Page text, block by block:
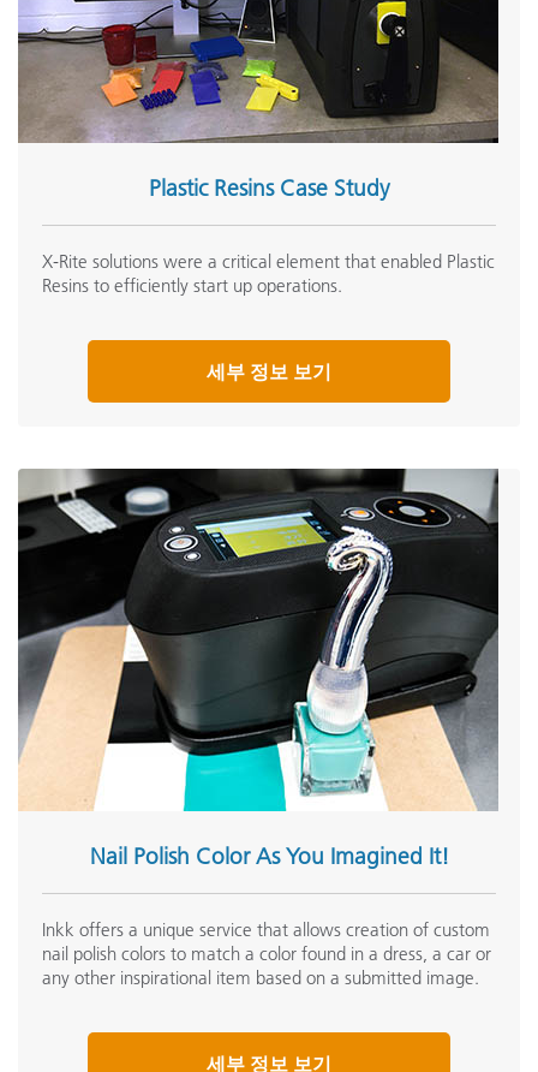
Plastic Resins Case Study
X-Rite solutions were a critical element that enabled Plastic
Resins to efficiently start up operations.
세부 정보 보기
Nail Polish Color As You Imagined It!
Inkk offers a unique service that allows creation of custom
nail polish colors to match a color found in a dress, a car or
any other inspirational item based on a submitted image.
세부 정보 보기